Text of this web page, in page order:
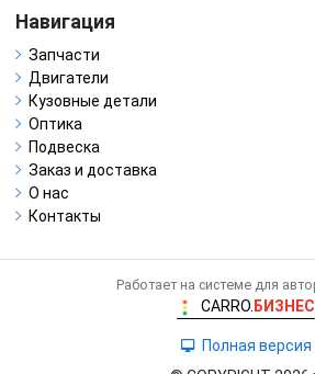
Навигация
Запчасти
Двигатели
Кузовные детали
Оптика
Подвеска
Заказ и доставка
О нас
Контакты
Работает на системе для
CARRO. БИЗНЕС
Полная версия